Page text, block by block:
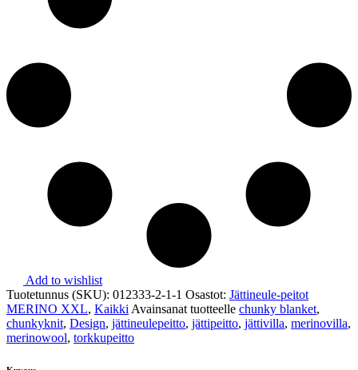
Add to wishlist
Tuotetunnus (SKU): 012333-2-1-1 Osastot: Jättineule-peitot
MERINO XXL, Kaikki Avainsanat tuotteelle chunky blanket,
chunkyknit, Design, jättineulepeitto, jättipeitto, jättivilla, merinovilla,
merinowool, torkkupeitto